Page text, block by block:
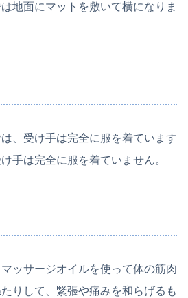
地面にマットを敷いて横になりま
、受け手は完全に服を着ています
手は完全に服を着ていません。
ッサージオイルを使って体の筋肉
りして、緊張や痛みを和らげるも